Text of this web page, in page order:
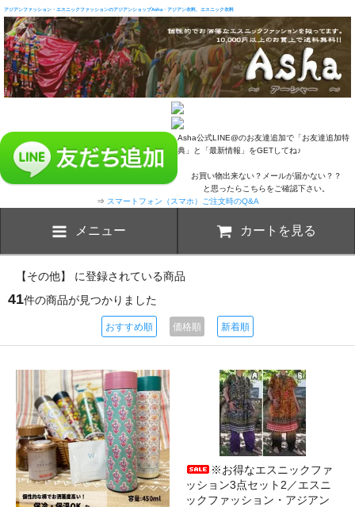
アジアンファッション・エスニックファッションのアジアンショップAsha・アジアン衣料、エスニック衣料
Asha公式LINE@のお友達追加で「お友達追加特
典」と「最新情報」をGETしてね♪
お買い物出来ない？メールが届かない？？
と思ったらこちらをご確認下さい。
⇒ スマートフォン（スマホ）ご注文時のQ&A
メニュー カートを見る
【その他】 に登録されている商品
41件の商品が見つかりました
おすすめ順 価格順 新着順
※お得なエスニックファ
ッション3点セット2／エスニ
ックファッション・アジアン